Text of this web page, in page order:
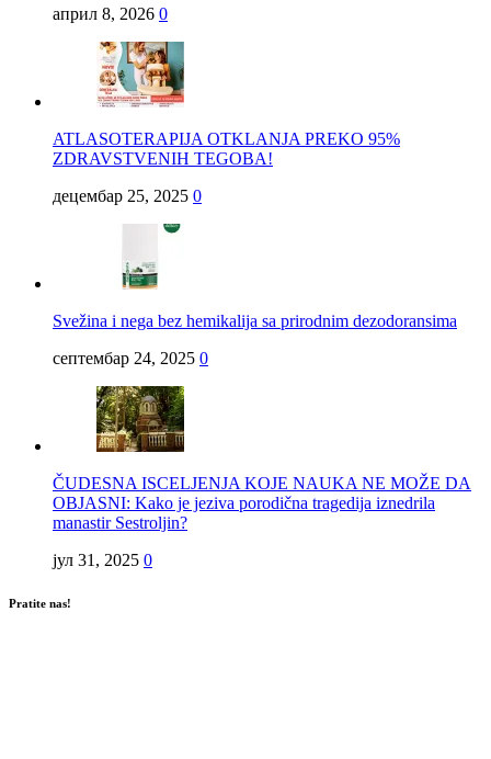
април 8, 2026 0
ATLASOTERAPIJA OTKLANJA PREKO 95%
ZDRAVSTVENIH TEGOBA!
децембар 25, 2025 0
Svežina i nega bez hemikalija sa prirodnim dezodoransima
септембар 24, 2025 0
ČUDESNA ISCELJENJA KOJE NAUKA NE MOŽE DA
OBJASNI: Kako je jeziva porodična tragedija iznedrila
manastir Sestroljin?
јул 31, 2025 0
Pratite nas!